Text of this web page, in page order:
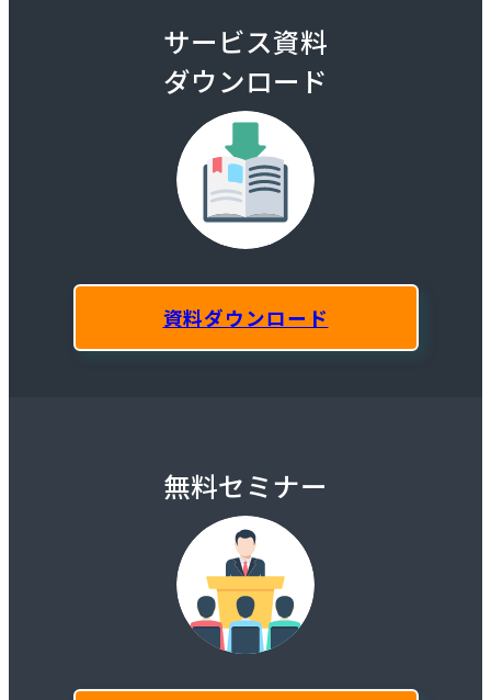
サービス資料
ダウンロード
資料ダウンロード
無料セミナー